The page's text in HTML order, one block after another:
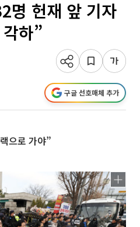
명 헌재 앞 기자
하”
구글 선호매체 추가
으로 가야”